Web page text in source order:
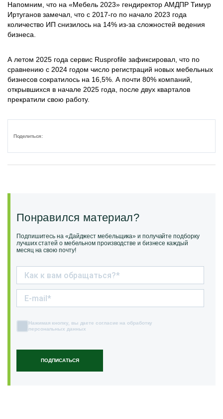
Напомним, что на «Мебель 2023» гендиректор АМДПР Тимур
Иртуганов замечал, что с 2017-го по начало 2023 года
количество ИП снизилось на 14% из-за сложностей ведения
бизнеса.
А летом 2025 года сервис Rusprofile зафиксировал, что по
сравнению с 2024 годом число регистраций новых мебельных
бизнесов сократилось на 16,5%. А почти 80% компаний,
открывшихся в начале 2025 года, после двух кварталов
прекратили свою работу.
Поделиться:
Понравился материал?
Подпишитесь на «Дайджест мебельщика» и получайте подборку
лучших статей о мебельном производстве и бизнесе каждый
месяц на свою почту!
ПОДПИСАТЬСЯ
Нажимая кнопку, вы даете согласие на обработку
персональных данных